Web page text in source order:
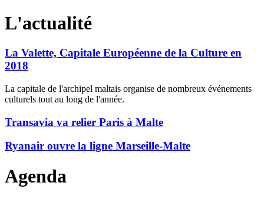
L'actualité
La Valette, Capitale Européenne de la Culture en
2018
La capitale de l'archipel maltais organise de nombreux événements
culturels tout au long de l'année.
Transavia va relier Paris à Malte
Ryanair ouvre la ligne Marseille-Malte
Agenda